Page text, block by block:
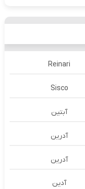
Reinari
Sisco
آبتین
آدرين
آدرین
آدین